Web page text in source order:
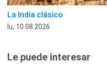
La India clásico
lu, 10.08.2026
Le puede interesar